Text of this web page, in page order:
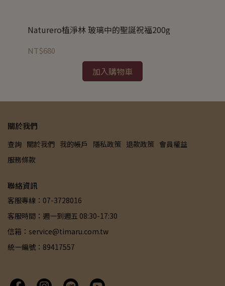
Naturero植淨林 玻璃中的聖誕祝福200g
NT$680
加入購物車
關於我們
查詢 關於我們 我的帳戶 隱私政策 退款政策 會員權益
服務條款
聯絡資訊
客服專線：07-3728016
客服時間：週一到週五 08:30-17:30
信箱：service@timaru.com.tw
統一編號：89417557